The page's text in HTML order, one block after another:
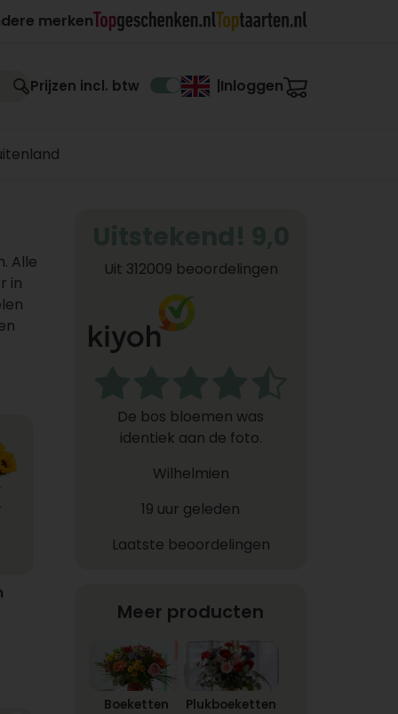
merken
Prijzen incl. btw Inloggen
Alle
in
Uit 312009 beoordelingen
De bos bloemen was
identiek aan de foto.
Wilhelmien
19 uur geleden
Laatste beoordelingen
Meer producten
Boeketten Plukboeketten